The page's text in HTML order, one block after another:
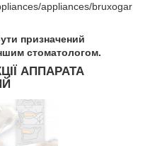
appliances/bruxogar
призначений
стоматологом.
АППАРАТА